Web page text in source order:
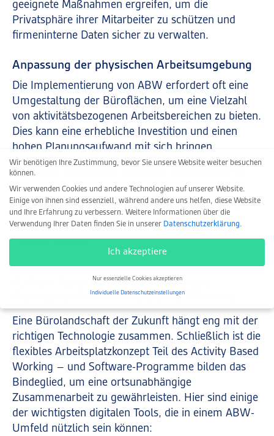
geeignete Maßnahmen ergreifen, um die
Privatsphäre ihrer Mitarbeiter zu schützen und
firmeninterne Daten sicher zu verwalten.
Anpassung der physischen Arbeitsumgebung
Die Implementierung von ABW erfordert oft eine
Umgestaltung der Büroflächen, um eine Vielzahl
von aktivitätsbezogenen Arbeitsbereichen zu bieten.
Dies kann eine erhebliche Investition und einen
hohen Planungsaufwand mit sich bringen.
ReCoTech unterstützt Sie dabei: Analysieren Sie
mit unserer Software Ihren Flächenbestand. Die
Software berechnet anschließend die bestmögliche
Belegung der neuen Räumlichkeiten.
Auf die Tools kommt es an: Digitale
Werkzeuge für Activity Based Working
Eine Bürolandschaft der Zukunft hängt eng mit der
richtigen Technologie zusammen. Schließlich ist die
flexibles Arbeitsplatzkonzept Teil des Activity Based
Working – und Software-Programme bilden das
Bindeglied, um eine ortsunabhängige
Zusammenarbeit zu gewährleisten. Hier sind einige
der wichtigsten digitalen Tools, die in einem ABW-
Umfeld nützlich sein können:
Wir benötigen Ihre Zustimmung, bevor Sie unsere Website weiter besuchen
können.
Wir verwenden Cookies und andere Technologien auf unserer Website.
Einige von ihnen sind essenziell, während andere uns helfen, diese Website
und Ihre Erfahrung zu verbessern. Weitere Informationen über die
Verwendung Ihrer Daten finden Sie in unserer Datenschutzerklärung.
Ich akzeptiere
Nur essenzielle Cookies akzeptieren
Individuelle Datenschutzeinstellungen
Datenschutzeinstellungen
Wir verwenden Cookies und andere Technologien auf unserer Website.
Einige von ihnen sind essenziell, während andere uns helfen, diese Website
und Ihre Erfahrung zu verbessern. Weitere Informationen über die
Verwendung Ihrer Daten finden Sie in unsererDatenschutzerklärung .
Hier finden Sie eine Übersicht über alle verwendeten Cookies. Sie können
Ihre Einwilligung zu ganzen Kategorien geben oder sich weitere
Informationen anzeigen lassen und so nur bestimmte Cookies auswählen.
Alle akzeptieren